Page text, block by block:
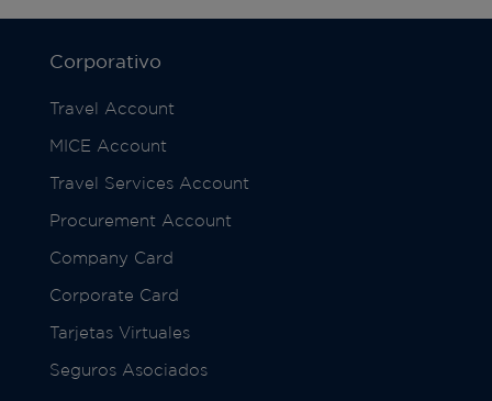
Corporativo
Travel Account
MICE Account
Travel Services Account
Procurement Account
Company Card
Corporate Card
Tarjetas Virtuales
Seguros Asociados